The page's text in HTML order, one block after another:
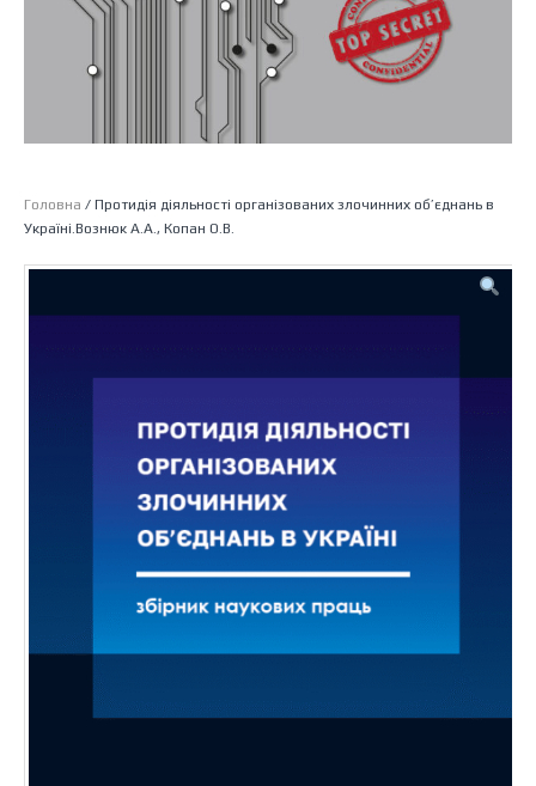
Головна / Протидія діяльності організованих злочинних об’єднань в
Україні.Вознюк А.А., Копан О.В.